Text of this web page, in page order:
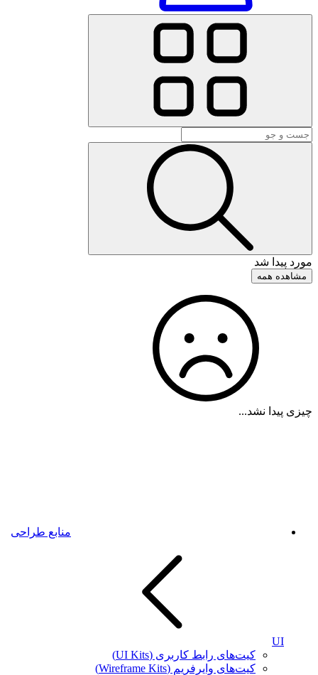
مورد پیدا شد
مشاهده همه
چیزی پیدا نشد...
منابع طراحی
UI
کیت‌های رابط کاربری (UI Kits)
کیت‌های وایرفریم (Wireframe Kits)